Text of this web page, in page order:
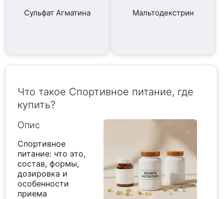
Сульфат Агматина Мальтодекстрин
Что такое Спортивное питание, где
купить?
Опис
Спортивное
питание: что это,
состав, формы,
дозировка и
особенности
приема